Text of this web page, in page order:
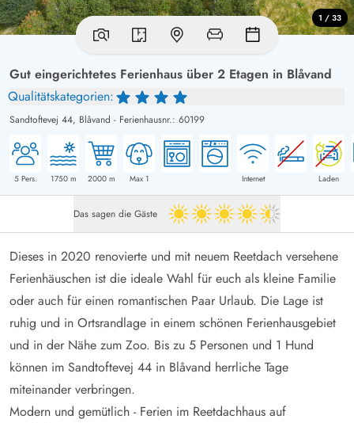
Gut eingerichtetes Ferienhaus über 2 Etagen in Blåvand
Qualitätskategorien:
Sandtoftevej 44, Blåvand - Ferienhausnr.: 60199
5Pers. 1750m 2000m Max 1 Internet Laden
1 / 33
Das sagen die Gäste 4.5 von 5
Dieses in 2020 renovierte und mit neuem Reetdach versehene
Ferienhäuschen ist die ideale Wahl für euch als kleine Familie
oder auch für einen romantischen Paar Urlaub. Die Lage ist
ruhig und in Ortsrandlage in einem schönen Ferienhausgebiet
und in der Nähe zum Zoo. Bis zu 5 Personen und 1 Hund
können im Sandtoftevej 44 in Blåvand herrliche Tage
miteinander verbringen.
Modern und gemütlich - Ferien im Reetdachhaus auf